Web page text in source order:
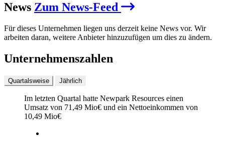
News Zum News-Feed
Für dieses Unternehmen liegen uns derzeit keine News vor. Wir
arbeiten daran, weitere Anbieter hinzuzufügen um dies zu ändern.
Unternehmenszahlen
Quartalsweise Jährlich
Im letzten Quartal hatte Newpark Resources einen
Umsatz von 71,49 Mio€ und ein Nettoeinkommen von
10,49 Mio€